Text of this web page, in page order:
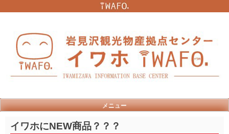
メニュー
イワホにNEW商品？？？